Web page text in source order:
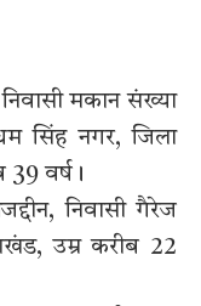
मकान संख्या
सिंह नगर, जिला
39 वर्ष।
निवासी गैरेज
उम्र करीब 22